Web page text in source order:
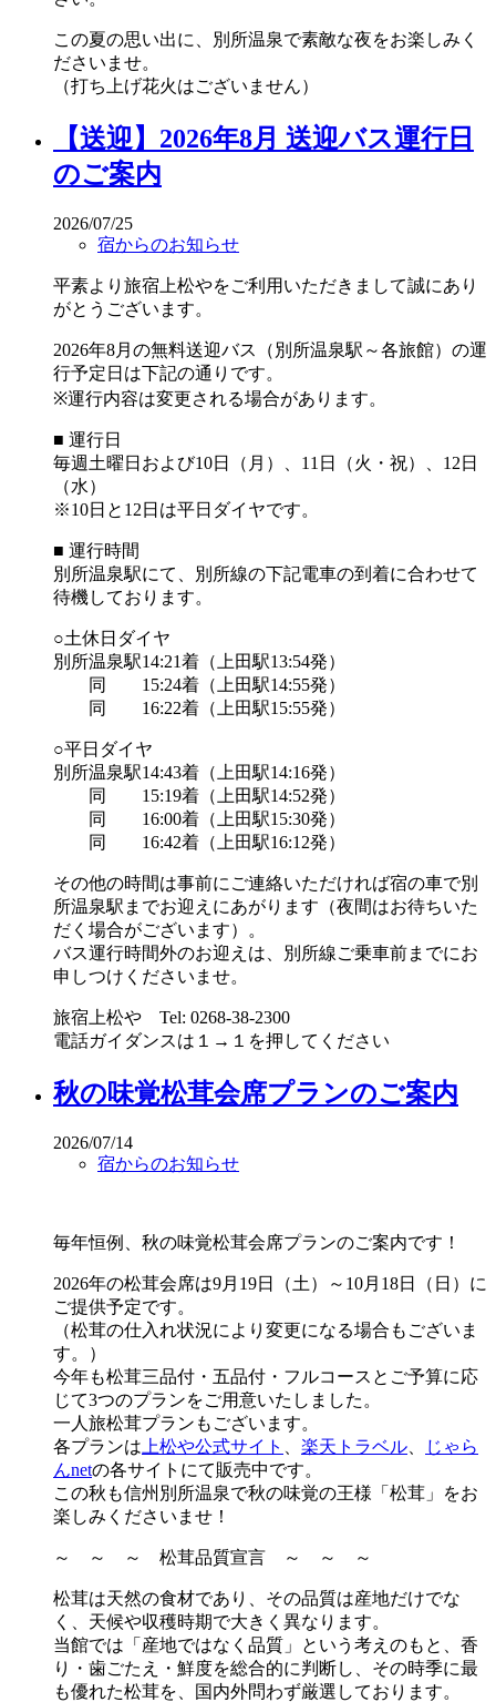
この夏の思い出に、別所温泉で素敵な夜をお楽しみく
ださいませ。
（打ち上げ花火はございません）
【送迎】2026年8月 送迎バス運行日
のご案内
2026/07/25
宿からのお知らせ
平素より旅宿上松やをご利用いただきまして誠にあり
がとうございます。
2026年8月の無料送迎バス（別所温泉駅～各旅館）の運
行予定日は下記の通りです。
※運行内容は変更される場合があります。
■ 運行日
毎週土曜日および10日（月）、11日（火・祝）、12日
（水）
※10日と12日は平日ダイヤです。
■ 運行時間
別所温泉駅にて、別所線の下記電車の到着に合わせて
待機しております。
○土休日ダイヤ
別所温泉駅14:21着（上田駅13:54発）
同 15:24着（上田駅14:55発）
同 16:22着（上田駅15:55発）
○平日ダイヤ
別所温泉駅14:43着（上田駅14:16発）
同 15:19着（上田駅14:52発）
同 16:00着（上田駅15:30発）
同 16:42着（上田駅16:12発）
その他の時間は事前にご連絡いただければ宿の車で別
所温泉駅までお迎えにあがります（夜間はお待ちいた
だく場合がございます）。
バス運行時間外のお迎えは、別所線ご乗車前までにお
申しつけくださいませ。
旅宿上松や Tel: 0268-38-2300
電話ガイダンスは１→１を押してください
秋の味覚松茸会席プランのご案内
2026/07/14
宿からのお知らせ
毎年恒例、秋の味覚松茸会席プランのご案内です！
2026年の松茸会席は9月19日（土）～10月18日（日）に
ご提供予定です。
（松茸の仕入れ状況により変更になる場合もございま
す。）
今年も松茸三品付・五品付・フルコースとご予算に応
じて3つのプランをご用意いたしました。
一人旅松茸プランもございます。
各プランは 上松や公式サイト 楽天トラベル
じゃら
んnetの各サイトにて販売中です。
この秋も信州別所温泉で秋の味覚の王様「松茸」をお
楽しみくださいませ！
～ ～ ～ 松茸品質宣言 ～ ～ ～
松茸は天然の食材であり、その品質は産地だけでな
く、天候や収穫時期で大きく異なります。
当館では「産地ではなく品質」という考えのもと、香
り・歯ごたえ・鮮度を総合的に判断し、その時季に最
も優れた松茸を、国内外問わず厳選しております。